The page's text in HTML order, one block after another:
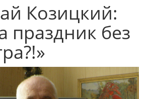
Козицкий:
праздник без